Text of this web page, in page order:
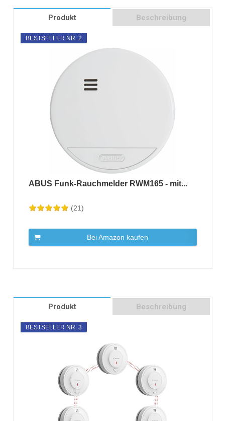
Produkt Beschreibung
BESTSELLER NR. 2
ABUS Funk-Rauchmelder RWM165 - mit...
(21)
Bei Amazon kaufen
Produkt Beschreibung
BESTSELLER NR. 3